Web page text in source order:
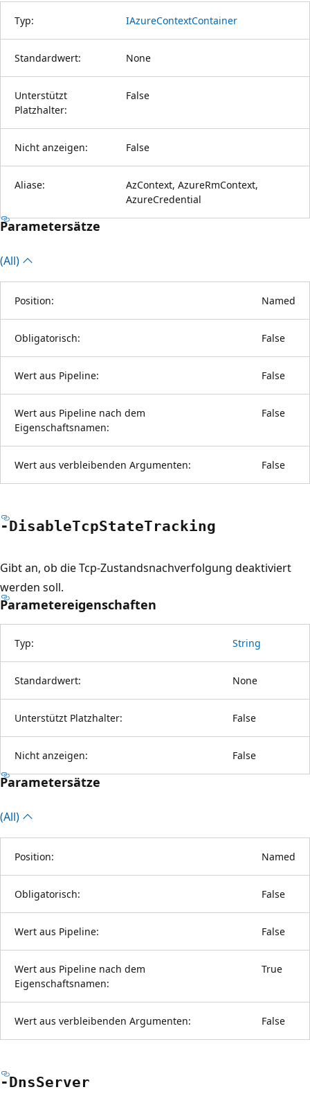
Typ: IAzureContextContainer
Standardwert: None
Unterstützt
Platzhalter:
False
Nicht anzeigen: False
Aliase:
AzContext, AzureRmContext,
AzureCredential
Parametersätze
(All)
Position: Named
Obligatorisch: False
Wert aus Pipeline: False
Wert aus Pipeline nach dem
Eigenschaftsnamen:
False
Wert aus verbleibenden Argumenten: False
-DisableTcpStateTracking
Gibt an, ob die Tcp-Zustandsnachverfolgung deaktiviert
werden soll.
Parametereigenschaften
Typ: String
Standardwert: None
Unterstützt Platzhalter: False
Nicht anzeigen: False
Parametersätze
(All)
Position: Named
Obligatorisch: False
Wert aus Pipeline: False
Wert aus Pipeline nach dem
Eigenschaftsnamen:
True
Wert aus verbleibenden Argumenten: False
-DnsServer